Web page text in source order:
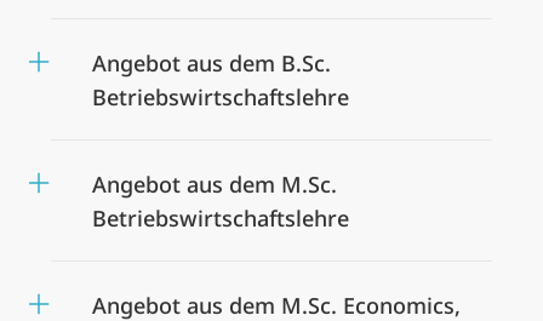
Angebot aus dem B.Sc.
Betriebswirtschaftslehre
Angebot aus dem M.Sc.
Betriebswirtschaftslehre
Angebot aus dem M.Sc. Economics,